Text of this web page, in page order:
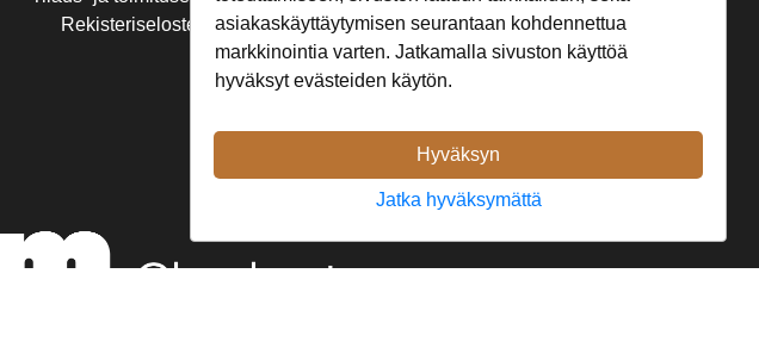
Rekisteriseloste
asiakaskäyttäytymisen seurantaan kohdennettua
markkinointia varten. Jatkamalla sivuston käyttöä
hyväksyt evästeiden käytön.
Hyväksyn
Jatka hyväksymättä